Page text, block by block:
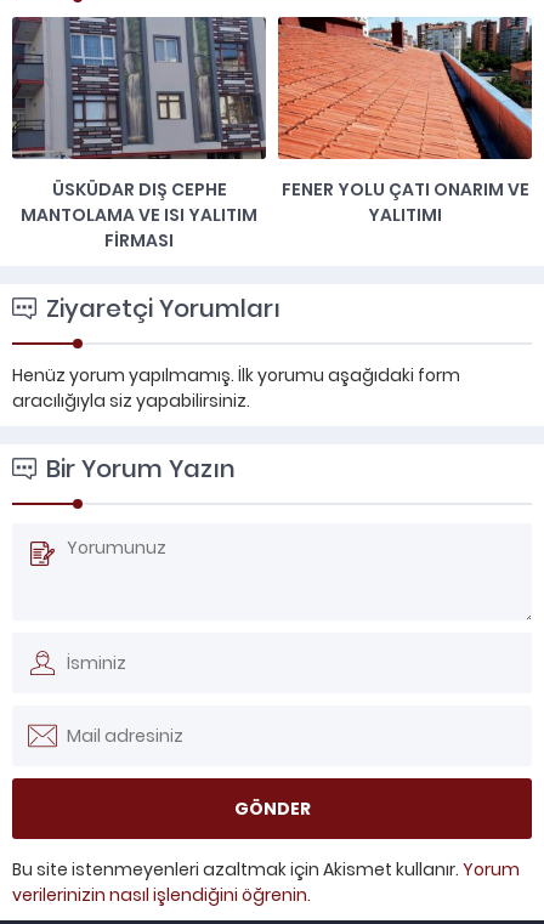
ÜSKÜDAR DIŞ CEPHE
MANTOLAMA VE ISI YALITIM
FIRMASI
FENER YOLU ÇATI ONARIM VE
YALITIMI
Ziyaretçi Yorumları
Henüz yorum yapılmamış. İlk yorumu aşağıdaki form
aracılığıyla siz yapabilirsiniz.
Bir Yorum Yazın
Bu site istenmeyenleri azaltmak için Akismet kullanır. Yorum
verilerinizin nasıl işlendiğini öğrenin.